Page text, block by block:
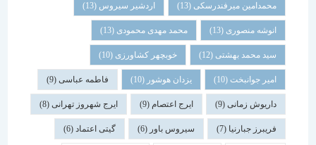
محمدامین میرفندرسکی(13) اردشیر سیروس(13)
انوشه منصوری(13) محمد مهدی محمودی(13)
سید محمد بهشتی(12) خوبچهر کشاورزی(10)
امیر جوانبخت(10) یزدان هوشور(10) فاطمه عباسی(9)
داریوش زمانی(9) ایرج اعتصام(9) ایرج شهروز تهرانی(8)
فریبرز جبارنیا(7) سیروس باور(6) گیتی اعتماد(6)